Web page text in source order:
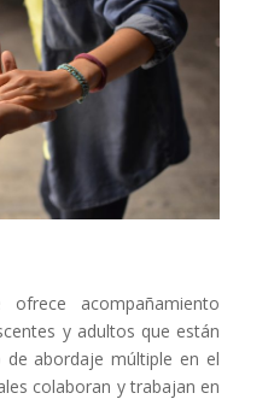
acompañamiento
y adultos que están
abordaje múltiple en el
colaboran y trabajan en